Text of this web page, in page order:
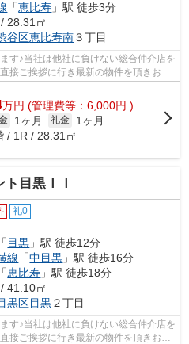
「恵比寿 」駅 徒歩3分
28.31㎡
谷区恵比寿南３丁目
す♪当社は他社に負けない総合仲介店を
接ご挨拶に行き最新の物件を頂きお客
...
万円 (管理費等：6,000円 )
1ヶ月 礼金
1ヶ月
/ 1R / 28.31㎡
目黒ＩＩ
礼0
「 目黒 」駅 徒歩12分
線 「中目黒 」駅 徒歩16分
「恵比寿 」駅 徒歩18分
41.10㎡
黒区目黒２丁目
す♪当社は他社に負けない総合仲介店を
接ご挨拶に行き最新の物件を頂きお客